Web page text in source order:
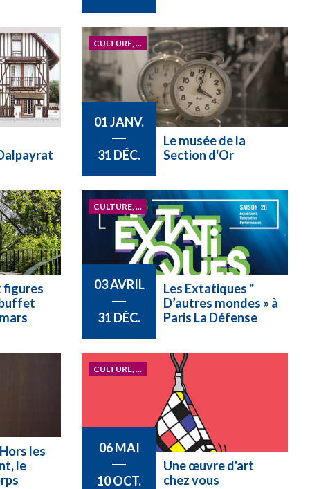
CULTURE, ...
01 JANV.
31 DÉC.
Le musée de la
Section d'Or
figures
CULTURE, ...
03 AVRIL
31 DÉC.
Les Extatiques "
D’autres mondes » à
Paris La Défense
les
le
CULTURE, ...
06 MAI
10 OCT.
Une œuvre d'art
chez vous